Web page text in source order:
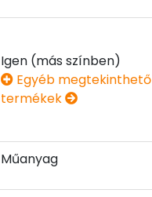
Igen (más színben)
Egyéb megtekinthető
termékek
Műanyag